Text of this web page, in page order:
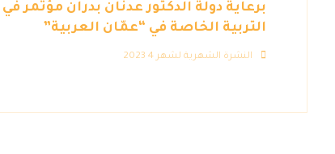
برعاية دولة الدكتور عدنان بدران مؤتمر في
التربية الخاصة في “عمّان العربية”
النشرة الشهرية لشهر 4 2023